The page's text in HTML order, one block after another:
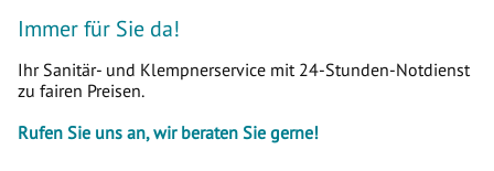
Immer für Sie da!
Ihr Sanitär- und Klempnerservice mit 24-Stunden-Notdienst
zu fairen Preisen.
Rufen Sie uns an, wir beraten Sie gerne!